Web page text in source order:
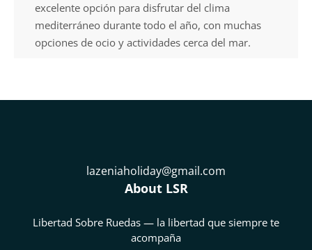
excelente opción para disfrutar del clima
mediterráneo durante todo el año, con muchas
opciones de ocio y actividades cerca del mar.
lazeniaholiday@gmail.com
About LSR
Libertad Sobre Ruedas — la libertad que siempre te
acompaña